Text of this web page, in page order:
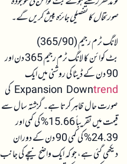
صورتحال کا تفصیلی جائزہ پیش کریں گے۔
لانگ ٹرم رجیم (365/90)
بٹ کوائن کا لانگ ٹرم رجیم 365 دن اور
90 دن کے ڈیٹا کی روشنی میں ایک
Expansion Downtrend
کی
صورت حال ظاہر کرتا ہے۔ گزشتہ سال سے
قیمت میں تقریباً 15.66% کی کمی اور
24.39% کی کمی 90 دن کے دوران
دیکھی گئی ہے، جو کہ ایک واضح نیچے کی جانب